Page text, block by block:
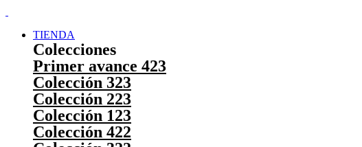
TIENDA
Colecciones
Primer avance 423
Colección 323
Colección 223
Colección 123
Colección 422